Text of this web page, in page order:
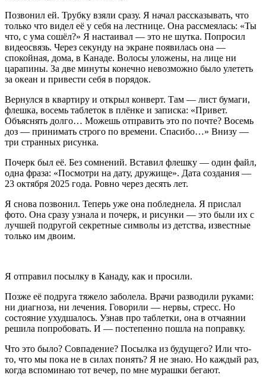
Позвонил ей. Трубку взяли сразу. Я начал рассказывать, что
только что видел её у себя на лестнице. Она рассмеялась: «Ты
что, с ума сошёл?» Я настаивал — это не шутка. Попросил
видеосвязь. Через секунду на экране появилась она —
спокойная, дома, в Канаде. Волосы уложены, на лице ни
царапины. За две минуты конечно невозможно было улететь
за океан и привести себя в порядок.
Вернулся в квартиру и открыл конверт. Там — лист бумаги,
флешка, восемь таблеток в плёнке и записка: «Привет.
Объяснять долго… Можешь отправить это по почте? Восемь
доз — принимать строго по времени. Спасибо…» Внизу —
три странных рисунка.
Почерк был её. Без сомнений. Вставил флешку — один файл,
одна фраза: «Посмотри на дату, дружище». Дата создания —
23 октября 2025 года. Ровно через десять лет.
Я снова позвонил. Теперь уже она побледнела. Я прислал
фото. Она сразу узнала и почерк, и рисунки — это были их с
лучшей подругой секретные символы из детства, известные
только им двоим.
Я отправил посылку в Канаду, как и просили.
Позже её подруга тяжело заболела. Врачи разводили руками:
ни диагноза, ни лечения. Говорили — нервы, стресс. Но
состояние ухудшалось. Узнав про таблетки, она в отчаянии
решила попробовать. И — постепенно пошла на поправку.
Что это было? Совпадение? Посылка из будущего? Или что-
то, что мы пока не в силах понять? Я не знаю. Но каждый раз,
когда вспоминаю тот вечер, по мне мурашки бегают.